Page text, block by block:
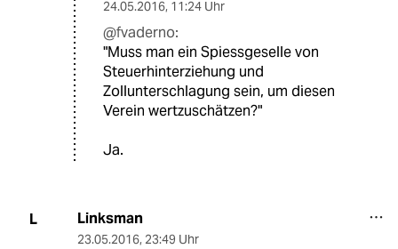
24.05.2016, 11:24 Uhr
@fvaderno:
"Muss man ein Spiessgeselle von
Steuerhinterziehung und
Zollunterschlagung sein, um diesen
Verein wertzuschätzen?"
Ja.
L Linksman
23.05.2016, 23:49 Uhr